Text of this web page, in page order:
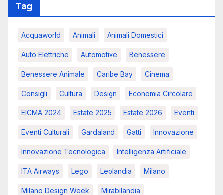
Tag
Acquaworld Animali Animali Domestici
Auto Elettriche Automotive Benessere
Benessere Animale Caribe Bay Cinema
Consigli Cultura Design Economia Circolare
EICMA 2024 Estate 2025 Estate 2026 Eventi
Eventi Culturali Gardaland Gatti Innovazione
Innovazione Tecnologica Intelligenza Artificiale
ITA Airways Lego Leolandia Milano
Milano Design Week Mirabilandia